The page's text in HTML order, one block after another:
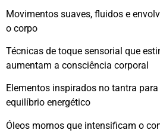
Movimentos suaves, fluidos e
o corpo
Técnicas de toque sensorial que
aumentam a consciência corporal
Elementos inspirados no tantra
equilíbrio energético
Óleos mornos que intensificam o